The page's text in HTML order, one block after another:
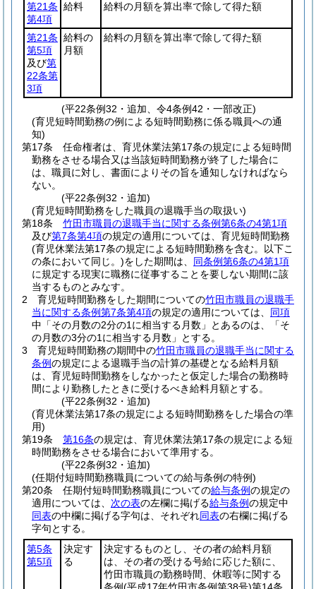
第21条
第4項
給料 給料の月額を算出率で除して得た額
第21条
第5項
及び第
22条第
3項
給料の
月額
給料の月額を算出率で除して得た額
(平22条例32・追加、令4条例42・一部改正)
(育児短時間勤務の例による短時間勤務に係る職員への通
知)
第17条
任命権者は、育児休業法第17条の規定による短時間
勤務をさせる場合又は当該短時間勤務が終了した場合に
は、職員に対し、書面によりその旨を通知しなければなら
ない。
(平22条例32・追加)
(育児短時間勤務をした職員の退職手当の取扱い)
第18条
竹田市職員の退職手当に関する条例第6条の4第1項
及び第7条第4項の規定の適用については、育児短時間勤務
(育児休業法第17条の規定による短時間勤務を含む。以下こ
の条において同じ。)をした期間は、 同条例第6条の4第1項
に規定する現実に職務に従事することを要しない期間に該
当するものとみなす。
2
育児短時間勤務をした期間についての竹田市職員の退職手
当に関する条例第7条第4項の規定の適用については、 同項
中「その月数の2分の1に相当する月数」とあるのは、「そ
の月数の3分の1に相当する月数」とする。
3
育児短時間勤務の期間中の竹田市職員の退職手当に関する
条例の規定による退職手当の計算の基礎となる給料月額
は、育児短時間勤務をしなかったと仮定した場合の勤務時
間により勤務したときに受けるべき給料月額とする。
(平22条例32・追加)
(育児休業法第17条の規定による短時間勤務をした場合の準
用)
第19条
第16条の規定は、育児休業法第17条の規定による短
時間勤務をさせる場合において準用する。
(平22条例32・追加)
(任期付短時間勤務職員についての給与条例の特例)
第20条
任期付短時間勤務職員についての給与条例の規定の
適用については、 次の表の左欄に掲げる給与条例の規定中
同表の中欄に掲げる字句は、それぞれ同表の右欄に掲げる
字句とする。
第5条
第5項
決定す
る
決定するものとし、その者の給料月額
は、その者の受ける号給に応じた額に、
竹田市職員の勤務時間、休暇等に関する